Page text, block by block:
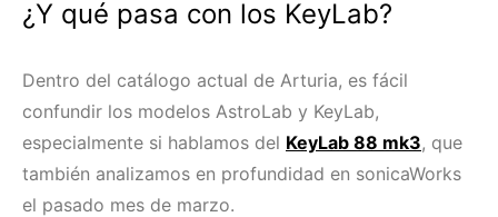
¿Y qué pasa con los KeyLab?
Dentro del catálogo actual de Arturia, es fácil
confundir los modelos AstroLab y KeyLab,
especialmente si hablamos del KeyLab 88 mk3, que
también analizamos en profundidad en sonicaWorks
el pasado mes de marzo.